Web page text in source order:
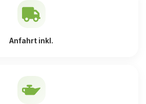
Anfahrt inkl.